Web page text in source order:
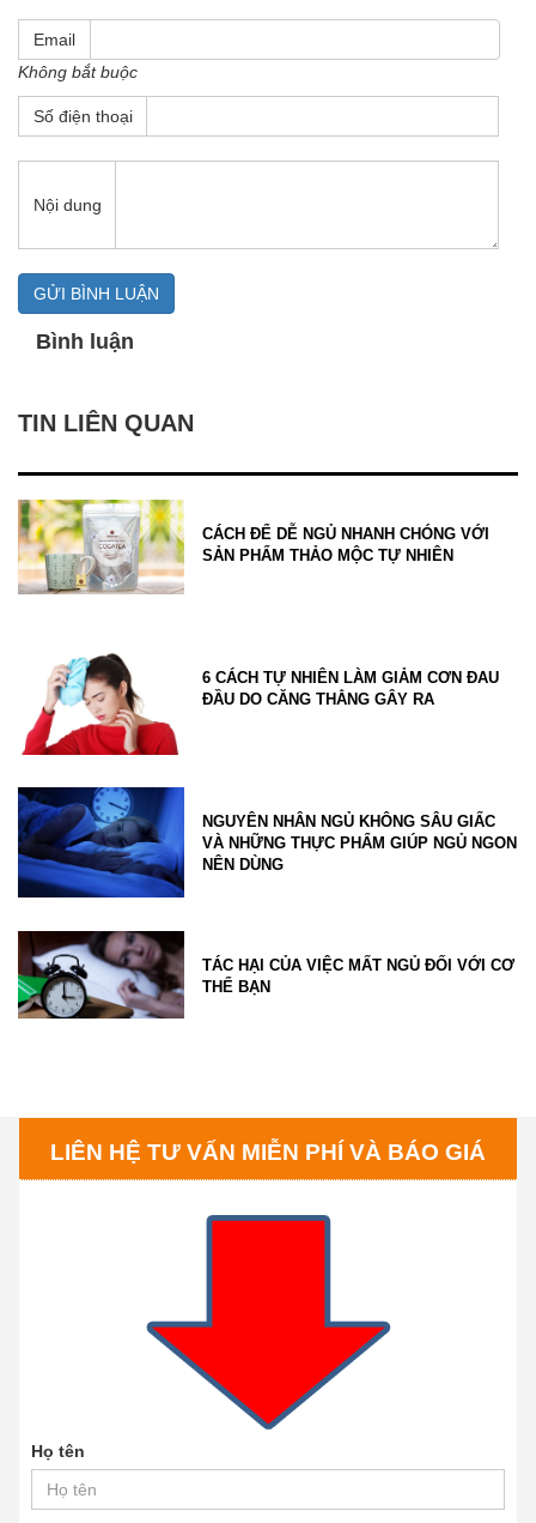
Email
Không bắt buộc
Số điện thoại
Nội dung
Bình luận
TIN LIÊN QUAN
CÁCH ĐỂ DỄ NGỦ NHANH CHÓNG VỚI
SẢN PHẨM THẢO MỘC TỰ NHIÊN
6 CÁCH TỰ NHIÊN LÀM GIẢM CƠN ĐAU
ĐẦU DO CĂNG THẲNG GÂY RA
NGUYÊN NHÂN NGỦ KHÔNG SÂU GIẤC
VÀ NHỮNG THỰC PHẨM GIÚP NGỦ NGON
NÊN DÙNG
TÁC HẠI CỦA VIỆC MẤT NGỦ ĐỐI VỚI CƠ
THỂ BẠN
LIÊN HỆ TƯ VẤN MIỄN PHÍ VÀ BÁO GIÁ
Họ tên